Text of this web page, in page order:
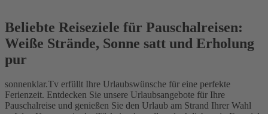
Beliebte Reiseziele für Pauschalreisen:
Weiße Strände, Sonne satt und Erholung
pur
sonnenklar.Tv erfüllt Ihre Urlaubswünsche für eine perfekte
Ferienzeit. Entdecken Sie unsere Urlaubsangebote für Ihre
Pauschalreise und genießen Sie den Urlaub am Strand Ihrer Wahl